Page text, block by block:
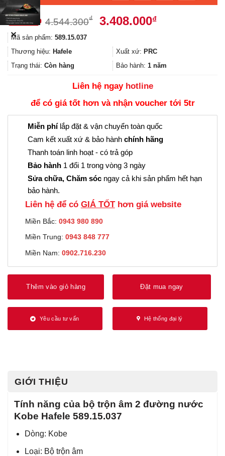
4.544.300₫
Giá
4.544.300₫.
3.408.000₫Giá
là:
3.408.000₫.
Mã sản phẩm: 589.15.037
Thương hiệu: Hafele Xuất xứ: PRC
Trạng thái: Còn hàng Bảo hành: 1 năm
Liên hệ ngay hotline
để có giá tốt hơn và nhận voucher tới 5tr
Miễn phílắp đặt & vận chuyển toàn quốc
Cam kết xuất xứ & bảo hành chính hãng
Thanh toán linh hoạt - có trả góp
Bảo hành 1 đổi 1 trong vòng 3 ngày
Sửa chữa, Chăm sóc ngay cả khi sản phẩm hết hạn
bảo hành.
Liên hệ để có GIÁ TỐThơn giá website
Miền Bắc: 0943 980 890
Miền Trung: 0943 848 777
Miền Nam: 0902.716.230
Thêm vào giỏ hàng Đặt mua ngay
Yêu cầu tư vấn Hệ thống đại lý
GIỚI THIỆU
Tính năng của bộ trộn âm 2 đường nước
Kobe Hafele 589.15.037
Dòng: Kobe
Loại: Bộ trộn âm
✕